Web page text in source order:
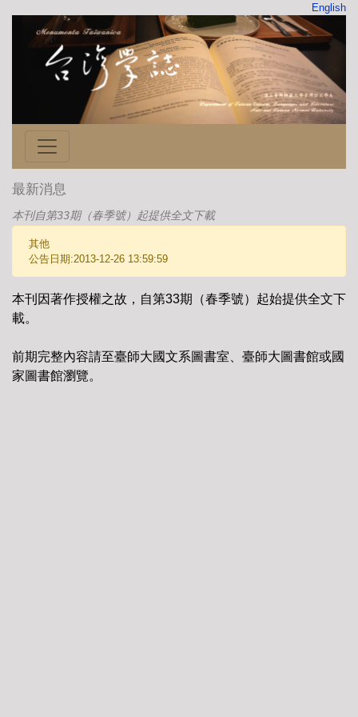
English
最新消息
本刊自第33期（春季號）起提供全文下載
其他
公告日期:2013-12-26 13:59:59
本刊因著作授權之故，自第33期（春季號）起始提供全文下
載。
前期完整內容請至臺師大國文系圖書室、臺師大圖書館或國
家圖書館瀏覽。